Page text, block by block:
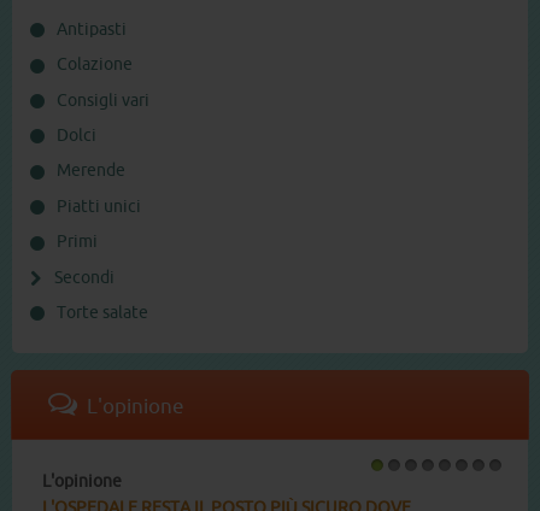
Antipasti
Colazione
Consigli vari
Dolci
Merende
Piatti unici
Primi
Secondi
Torte salate
L'opinione
L'opinione